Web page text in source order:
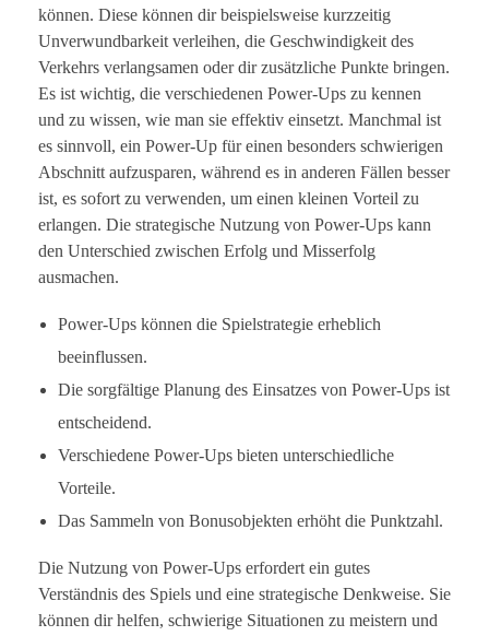
können. Diese können dir beispielsweise kurzzeitig
Unverwundbarkeit verleihen, die Geschwindigkeit des
Verkehrs verlangsamen oder dir zusätzliche Punkte bringen.
Es ist wichtig, die verschiedenen Power-Ups zu kennen
und zu wissen, wie man sie effektiv einsetzt. Manchmal ist
es sinnvoll, ein Power-Up für einen besonders schwierigen
Abschnitt aufzusparen, während es in anderen Fällen besser
ist, es sofort zu verwenden, um einen kleinen Vorteil zu
erlangen. Die strategische Nutzung von Power-Ups kann
den Unterschied zwischen Erfolg und Misserfolg
ausmachen.
Power-Ups können die Spielstrategie erheblich
beeinflussen.
Die sorgfältige Planung des Einsatzes von Power-Ups ist
entscheidend.
Verschiedene Power-Ups bieten unterschiedliche
Vorteile.
Das Sammeln von Bonusobjekten erhöht die Punktzahl.
Die Nutzung von Power-Ups erfordert ein gutes
Verständnis des Spiels und eine strategische Denkweise. Sie
können dir helfen, schwierige Situationen zu meistern und